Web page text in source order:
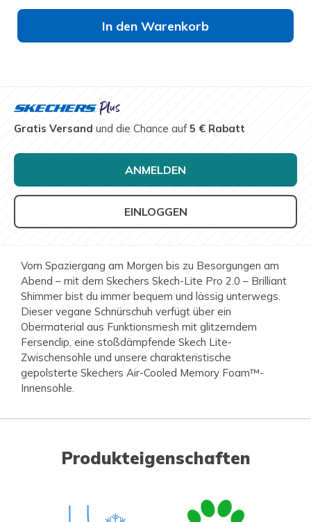
In den Warenkorb
Gratis Versand und die Chance auf5 € Rabatt
ANMELDEN
EINLOGGEN
Vom Spaziergang am Morgen bis zu Besorgungen am
Abend – mit dem Skechers Skech-Lite Pro 2.0 – Brilliant
Shimmer bist du immer bequem und lässig unterwegs.
Dieser vegane Schnürschuh verfügt über ein
Obermaterial aus Funktionsmesh mit glitzerndem
Fersenclip, eine stoßdämpfende Skech Lite-
Zwischensohle und unsere charakteristische
gepolsterte Skechers Air-Cooled Memory Foam™-
Innensohle.
Produkteigenschaften